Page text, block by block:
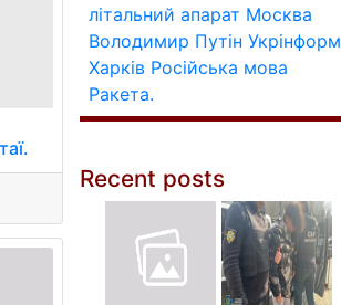
літальний апарат Москва
Володимир Путін Укрінформ
Харків Російська мова
Ракета.
Recent posts